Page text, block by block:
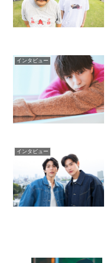
インタビュー
インタビュー